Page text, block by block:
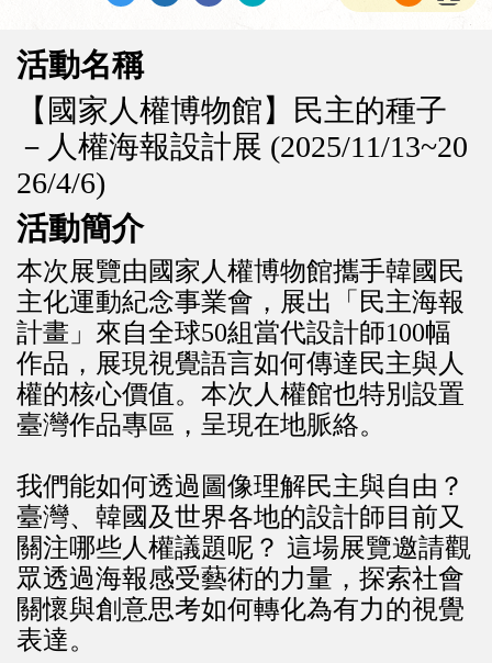
活動名稱
【國家人權博物館】民主的種子
－人權海報設計展 (2025/11/13~20
26/4/6)
活動簡介
本次展覽由國家人權博物館攜手韓國民
主化運動紀念事業會，展出「民主海報
計畫」來自全球50組當代設計師100幅
作品，展現視覺語言如何傳達民主與人
權的核心價值。本次人權館也特別設置
臺灣作品專區，呈現在地脈絡。
我們能如何透過圖像理解民主與自由？
臺灣、韓國及世界各地的設計師目前又
關注哪些人權議題呢？ 這場展覽邀請觀
眾透過海報感受藝術的力量，探索社會
關懷與創意思考如何轉化為有力的視覺
表達。